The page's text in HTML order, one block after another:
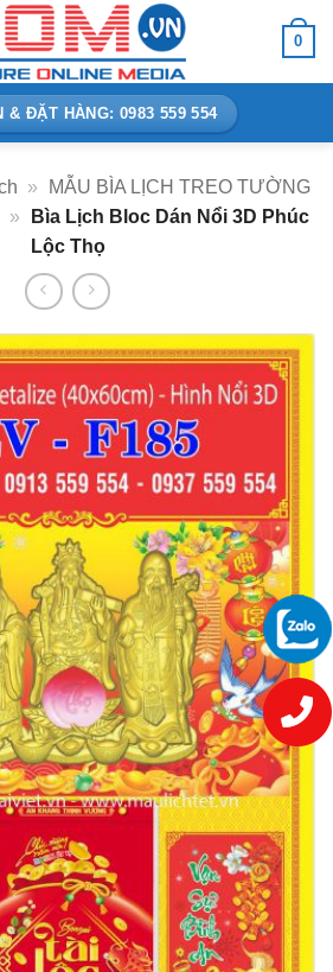
0
& ĐẶT HÀNG: 0983 559 554
»
MẪU BÌA LỊCH TREO TƯỜNG
»
Bìa Lịch Bloc Dán Nổi 3D Phúc
Lộc Thọ